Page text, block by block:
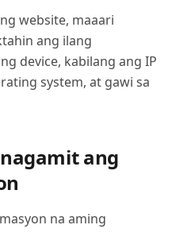
website, maaari
ang ilang
device, kabilang ang IP
system, at gawi sa
ang
na aming